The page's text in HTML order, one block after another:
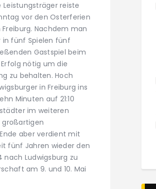
reiste
vor den Osterferien
Nachdem man
in fünf Spielen fünf
Gastspiel beim
nötig um die
zu behalten. Hoch
in Freiburg ins
Minuten auf 21:10
im weiteren
großartigen
aber verdient mit
fünf Jahren wieder den
Ludwigsburg zu
am 9. und 10. Mai